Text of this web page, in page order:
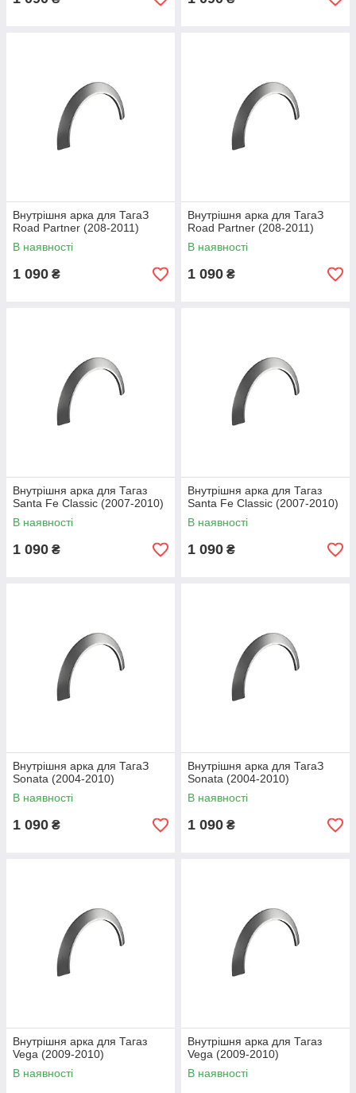
Внутрішня арка для ТагаЗ
Road Partner (208-2011)
В наявності
1 090 ₴
Внутрішня арка для ТагаЗ
Road Partner (208-2011)
В наявності
1 090 ₴
Внутрішня арка для Тагаз
Santa Fe Classic (2007-2010)
В наявності
1 090 ₴
Внутрішня арка для Тагаз
Santa Fe Classic (2007-2010)
В наявності
1 090 ₴
Внутрішня арка для ТагаЗ
Sonata (2004-2010)
В наявності
1 090 ₴
Внутрішня арка для ТагаЗ
Sonata (2004-2010)
В наявності
1 090 ₴
Внутрішня арка для Тагаз
Vega (2009-2010)
В наявності
Внутрішня арка для Тагаз
Vega (2009-2010)
В наявності